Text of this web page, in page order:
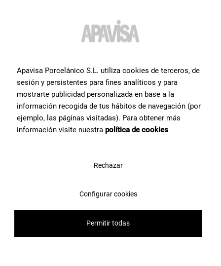
информация или помощь
Свяжитесь с командой специалистов Apavisa Porcelánico. Мы
проконсультируем Вас и поможем со всем, что нужно для
реализации проекта.
Свяжитесь с нами
Apavisa Porcelánico S.L. utiliza cookies de terceros, de
sesión y persistentes para fines analíticos y para
mostrarte publicidad personalizada en base a la
información recogida de tus hábitos de navegación (por
ejemplo, las páginas visitadas). Para obtener más
información visite nuestra política de cookies
Rechazar
Configurar cookies
Permitir todas